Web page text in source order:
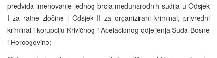
predviđa imenovanje jednog broja međunarodnih sudija u Odsjek
I za ratne zločine i Odsjek II za organizirani kriminal, privredni
kriminal i korupciju Krivičnog i Apelacionog odjeljenja Suda Bosne
i Hercegovine;